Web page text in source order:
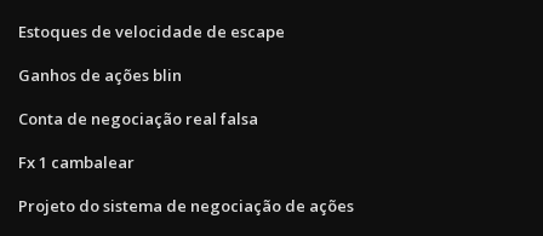
Estoques de velocidade de escape
Ganhos de ações blin
Conta de negociação real falsa
Fx 1 cambalear
Projeto do sistema de negociação de ações